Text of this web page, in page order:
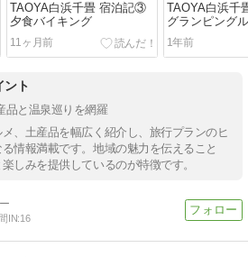
TAOYA白浜千畳 宿泊記③
夕食バイキング
11ヶ月前
TAOYA白浜千
グランピング
湯上りラウンジ
1年前
ント
品と温泉巡りを網羅
、土産品を幅広く紹介し、旅行プランのヒ
情報満載です。地域の魅力を伝えること
しみを提供しているのが特徴です。
IN:16